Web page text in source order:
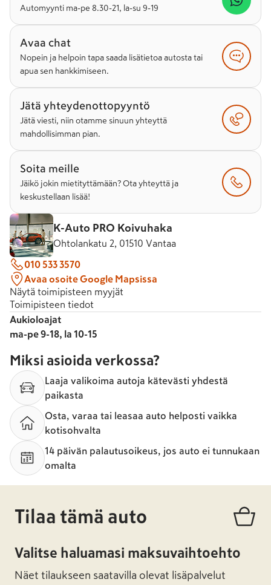
Automyynti ma-pe 8.30-21, la-su 9-19
Avaa chat
Nopein ja helpoin tapa saada lisätietoa autosta tai
apua sen hankkimiseen.
Jätä yhteydenottopyyntö
Jätä viesti, niin otamme sinuun yhteyttä
mahdollisimman pian.
Soita meille
Jäikö jokin mietityttämään? Ota yhteyttä ja
keskustellaan lisää!
K-Auto PRO Koivuhaka
Ohtolankatu 2, 01510 Vantaa
010 533 3570
Avaa osoite Google Mapsissa
Näytä toimipisteen myyjät
Toimipisteen tiedot
Aukioloajat
ma-pe 9-18, la 10-15
Miksi asioida verkossa?
Laaja valikoima autoja kätevästi yhdestä
paikasta
Osta, varaa tai leasaa auto helposti vaikka
kotisohvalta
14 päivän palautusoikeus, jos auto ei tunnukaan
omalta
Tilaa tämä auto
Valitse haluamasi maksuvaihtoehto
Näet tilaukseen saatavilla olevat lisäpalvelut